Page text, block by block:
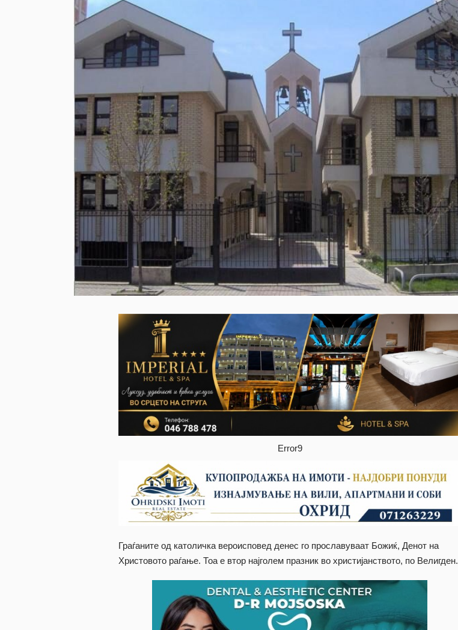
Error9
Граѓаните од католичка вероисповед денес го прославуваат Божиќ, Денот на
Христовото раѓање. Тоа е втор најголем празник во христијанството, по Велигден.